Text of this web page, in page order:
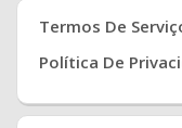
Termos De
Política De